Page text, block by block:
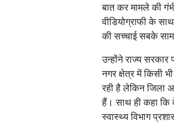
बात कर मामले की
वीडियोग्राफी के
की सच्चाई सबके
उन्होंने राज्य
नगर क्षेत्र में किसी
रही है लेकिन जिला
हैं। साथ ही कहा कि
स्वास्थ्य विभाग